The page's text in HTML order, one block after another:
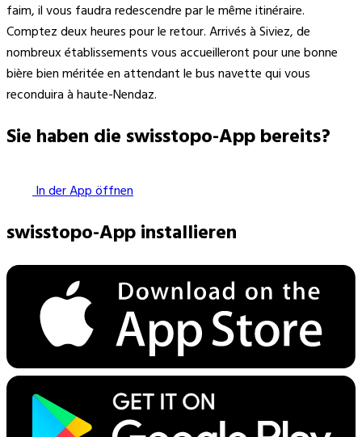
faim, il vous faudra redescendre par le même itinéraire.
Comptez deux heures pour le retour. Arrivés à Siviez, de
nombreux établissements vous accueilleront pour une bonne
bière bien méritée en attendant le bus navette qui vous
reconduira à haute-Nendaz.
Sie haben die swisstopo-App bereits?
In der App öffnen
swisstopo-App installieren